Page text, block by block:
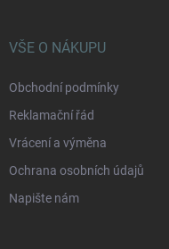
VŠE O NÁKUPU
Obchodní podmínky
Reklamační řád
Vrácení a výměna
Ochrana osobních údajů
Napište nám